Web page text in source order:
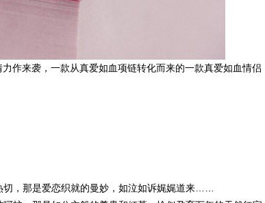
作来袭，一款从真爱如血项链转化而来的一款真爱如血情侣
，那是爱恋织就的曼妙，如泣如诉娓娓道来……